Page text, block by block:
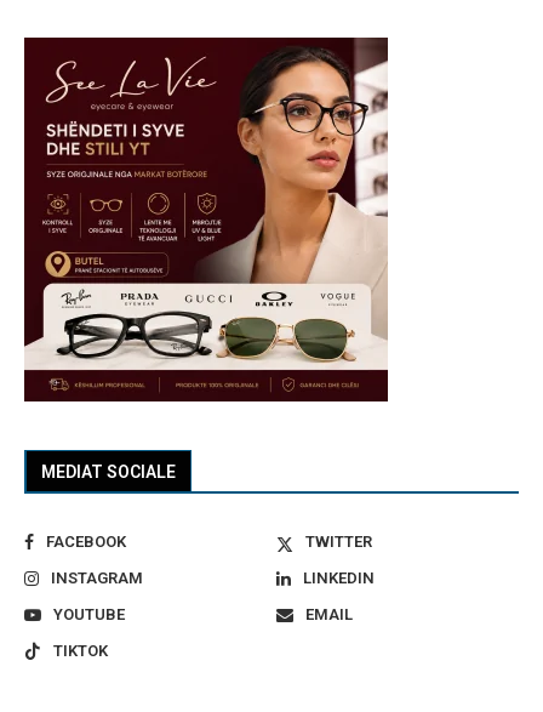
MEDIAT SOCIALE
FACEBOOK
TWITTER
INSTAGRAM
LINKEDIN
YOUTUBE
EMAIL
TIKTOK